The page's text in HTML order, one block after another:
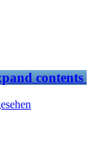
contents